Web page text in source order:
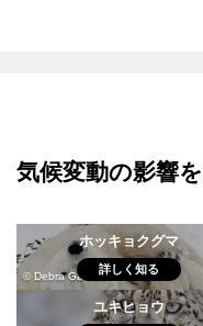
気候変動の影響
© Debra Garside
ホッキョクグマ
詳しく知る
ユキヒョウ